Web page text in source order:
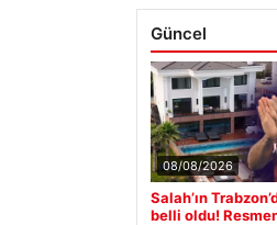
Güncel
08/08/2026
Salah’ın
belli oldu!